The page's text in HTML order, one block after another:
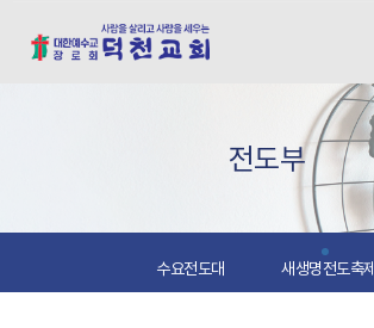
전도부
수요전도대 새생명전도축제